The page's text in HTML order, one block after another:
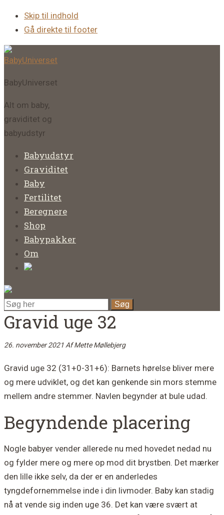
Skip til indhold
Gå direkte til footer
BabyUniverset
Alt om baby,
graviditet og
babyudstyr
Babyudstyr
Graviditet
Baby
Fertilitet
Beregnere
Shop
Babypakker
Om
Gravid uge 32
26. november 2021 AfMette Møllebjerg
Gravid uge 32 (31+0-31+6): Barnets hørelse bliver mere
og mere udviklet, og det kan genkende sin mors stemme
mellem andre stemmer. Navlen begynder at bule udad.
Begyndende placering
Nogle babyer vender allerede nu med hovedet nedad nu
og fylder mere og mere op mod dit brystben. Det mærker
den lille ikke selv, da der er en anderledes
tyngdefornemmelse inde i din livmoder. Baby kan stadig
nå at vende sig inden uge 36. Det kan være svært at